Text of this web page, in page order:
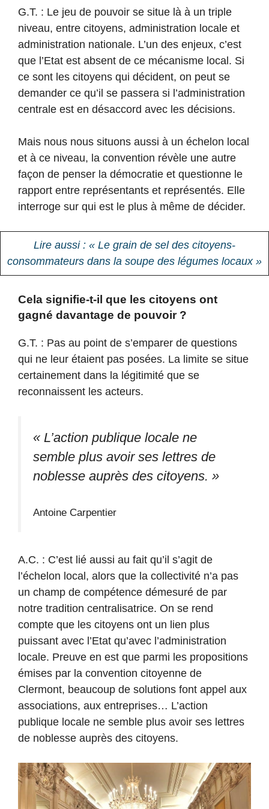
G.T. : Le jeu de pouvoir se situe là à un triple
niveau, entre citoyens, administration locale et
administration nationale. L’un des enjeux, c’est
que l’Etat est absent de ce mécanisme local. Si
ce sont les citoyens qui décident, on peut se
demander ce qu’il se passera si l’administration
centrale est en désaccord avec les décisions.
Mais nous nous situons aussi à un échelon local
et à ce niveau, la convention révèle une autre
façon de penser la démocratie et questionne le
rapport entre représentants et représentés. Elle
interroge sur qui est le plus à même de décider.
Lire aussi : « Le grain de sel des citoyens-
consommateurs dans la soupe des légumes locaux »
Cela signifie-t-il que les citoyens ont
gagné davantage de pouvoir ?
G.T. : Pas au point de s’emparer de questions
qui ne leur étaient pas posées. La limite se situe
certainement dans la légitimité que se
reconnaissent les acteurs.
« L’action publique locale ne
semble plus avoir ses lettres de
noblesse auprès des citoyens. »
Antoine Carpentier
A.C. : C’est lié aussi au fait qu’il s’agit de
l’échelon local, alors que la collectivité n’a pas
un champ de compétence démesuré de par
notre tradition centralisatrice. On se rend
compte que les citoyens ont un lien plus
puissant avec l’Etat qu’avec l’administration
locale. Preuve en est que parmi les propositions
émises par la convention citoyenne de
Clermont, beaucoup de solutions font appel aux
associations, aux entreprises… L’action
publique locale ne semble plus avoir ses lettres
de noblesse auprès des citoyens.